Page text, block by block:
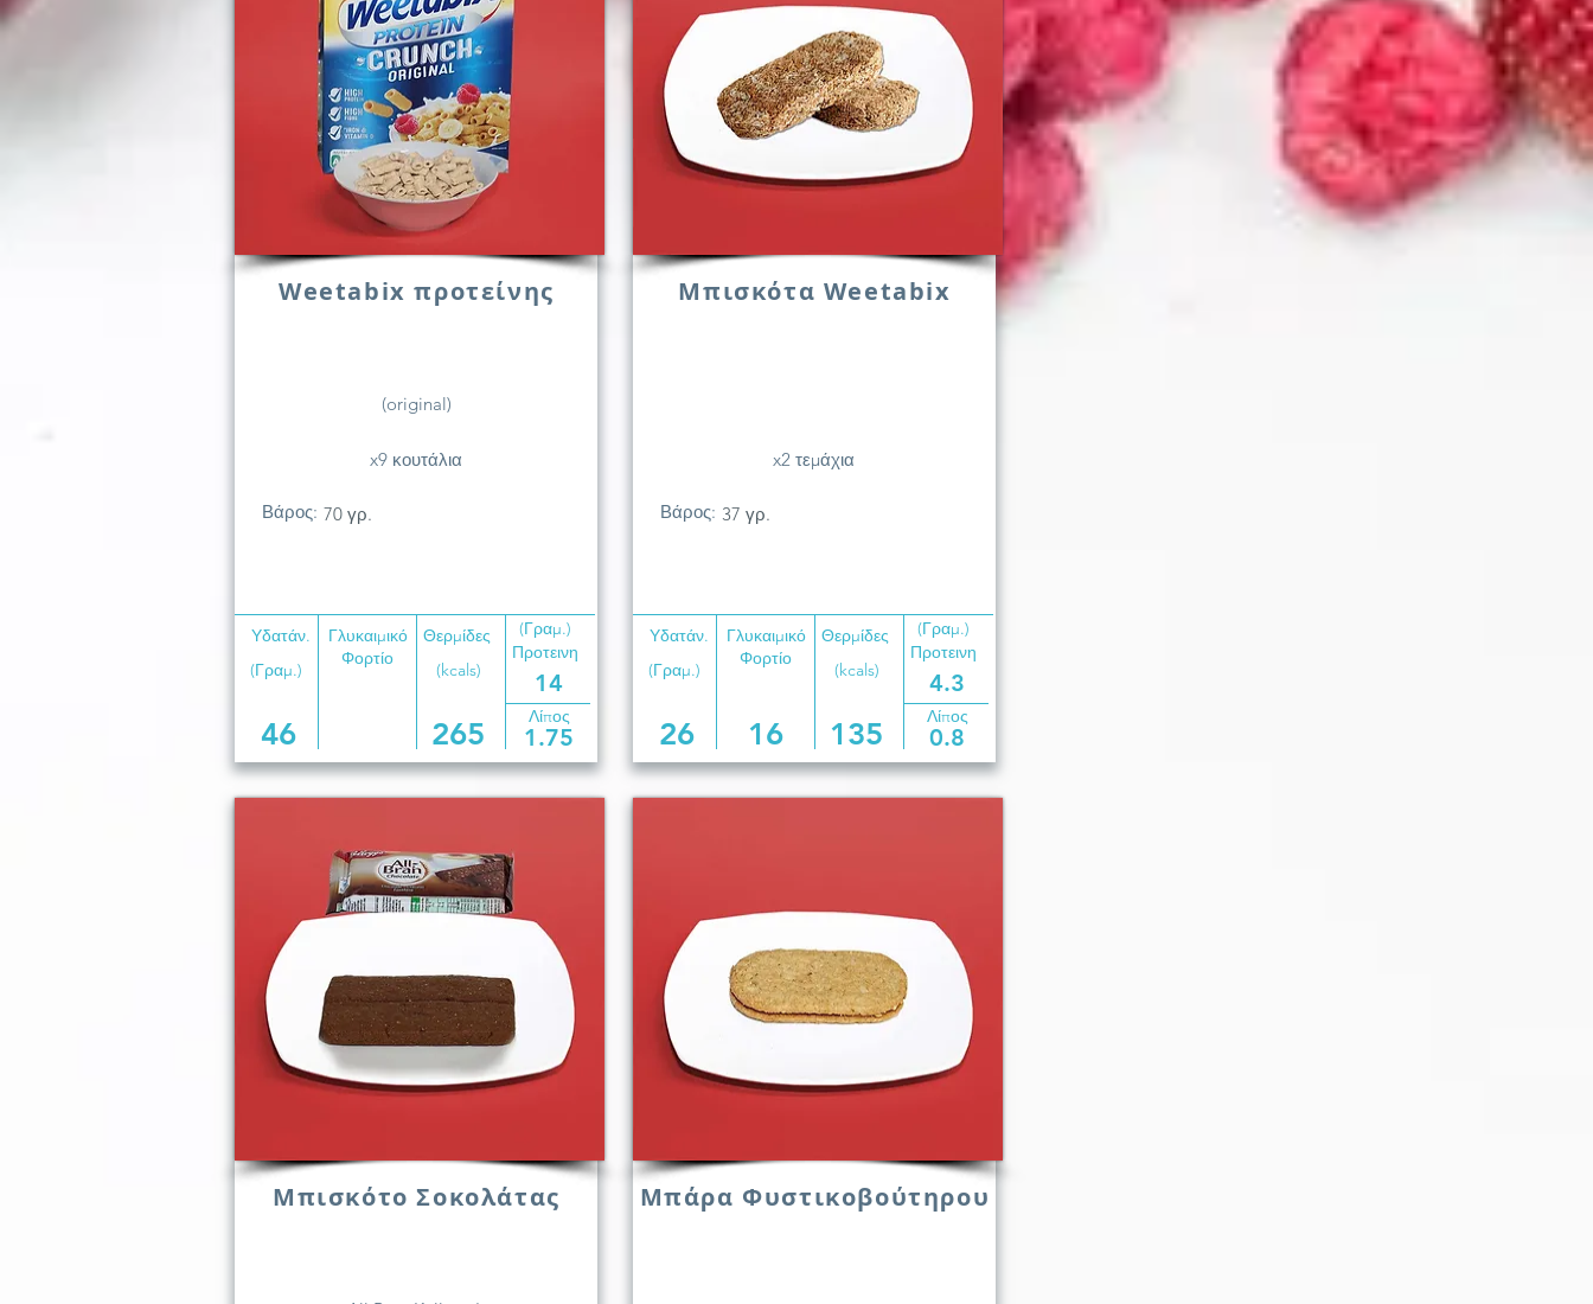
Weetabix προτείνης
(original)
x9 κουτάλια
Βάρος: 70 γρ.
Υδατάν.
Γλυκαιμικό
Φορτίο
(Γραμ.)
Θερμίδες
(kcals)
Προτεινη
14
(Γραμ.)
46 265 Λίπος
1.75
Μπισκότο Σοκολάτας
Μπισκότα Weetabix
x2 τεμάχια
Βάρος: 37 γρ.
Υδατάν.
Γλυκαιμικό
Φορτίο
(Γραμ.)
Θερμίδες
(kcals)
Προτεινη
4.3
(Γραμ.)
26 16 135 Λίπος
0.8
Μπάρα Φυστικοβούτηρου